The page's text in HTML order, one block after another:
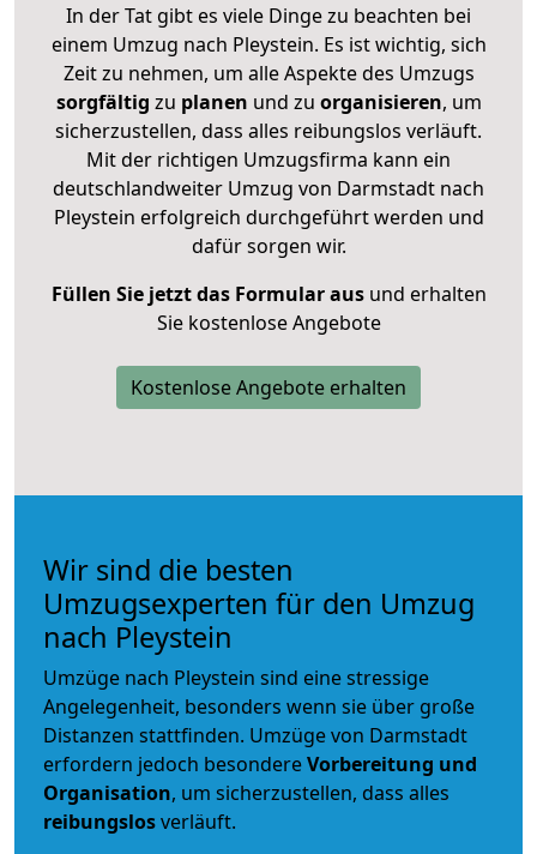
In der Tat gibt es viele Dinge zu beachten bei
einem Umzug nach Pleystein. Es ist wichtig, sich
Zeit zu nehmen, um alle Aspekte des Umzugs
sorgfältig zu planen und zu organisieren, um
sicherzustellen, dass alles reibungslos verläuft.
Mit der richtigen Umzugsfirma kann ein
deutschlandweiter Umzug von Darmstadt nach
Pleystein erfolgreich durchgeführt werden und
dafür sorgen wir.
Füllen Sie jetzt das Formular ausund erhalten
Sie kostenlose Angebote
Kostenlose Angebote erhalten
Wir sind die besten
Umzugsexperten für den Umzug
nach Pleystein
Umzüge nach Pleystein sind eine stressige
Angelegenheit, besonders wenn sie über große
Distanzen stattfinden. Umzüge von Darmstadt
erfordern jedoch besondereVorbereitung und
Organisation, um sicherzustellen, dass alles
reibungslosverläuft.